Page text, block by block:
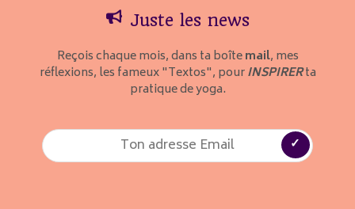
Juste les news
Reçois chaque mois, dans ta boîtemail, mes
réflexions, les fameux "Textos", pourINSPIRERta
pratique de yoga.